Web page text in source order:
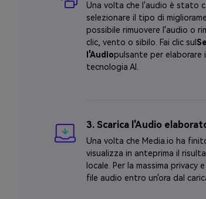
Una volta che l'audio è stato
selezionare il tipo di
possibile rimuovere l'audio o
clic, vento o sibilo. Fai clic sul
l'Audiopulsante per elaborare
tecnologia AI.
3. Scarica l'Audio
Una volta che Media.io ha
visualizza in anteprima il
locale. Per la massima privacy
file audio entro un'ora dal